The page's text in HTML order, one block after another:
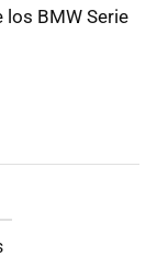
BMW Serie